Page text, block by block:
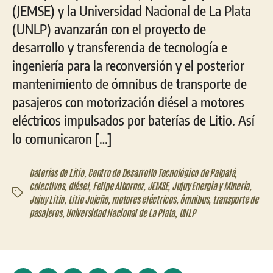
(JEMSE) y la Universidad Nacional de La Plata
(UNLP) avanzarán con el proyecto de
desarrollo y transferencia de tecnología e
ingeniería para la reconversión y el posterior
mantenimiento de ómnibus de transporte de
pasajeros con motorización diésel a motores
eléctricos impulsados por baterías de Litio. Así
lo comunicaron […]
Etiquetas
baterías de Litio, Centro de Desarrollo Tecnológico de Palpalá,
colectivos, diésel, Felipe Albornoz, JEMSE, Jujuy Energía y Minería,
Jujuy Litio, Litio Jujeño, motores eléctricos, ómnibus, transporte de
pasajeros, Universidad Nacional de La Plata, UNLP